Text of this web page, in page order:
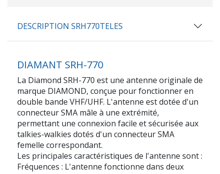
DESCRIPTION SRH770TELES
DIAMANT SRH-770
La Diamond SRH-770 est une antenne originale de
marque DIAMOND, conçue pour fonctionner en
double bande VHF/UHF. L'antenne est dotée d'un
connecteur SMA mâle à une extrémité,
permettant une connexion facile et sécurisée aux
talkies-walkies dotés d'un connecteur SMA
femelle correspondant.
Les principales caractéristiques de l'antenne sont :
Fréquences : L'antenne fonctionne dans deux